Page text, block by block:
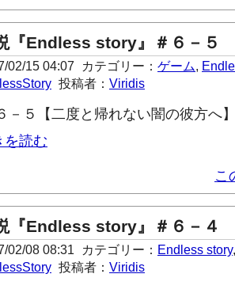
『Endless story』＃６－５
02/15 04:07 カテゴリー： ゲーム,
投稿者： Viridis
－５【二度と帰れない闇の彼方へ
を読む
こ
『Endless story』＃６－４
02/08 08:31 カテゴリー： Endless story
投稿者： Viridis